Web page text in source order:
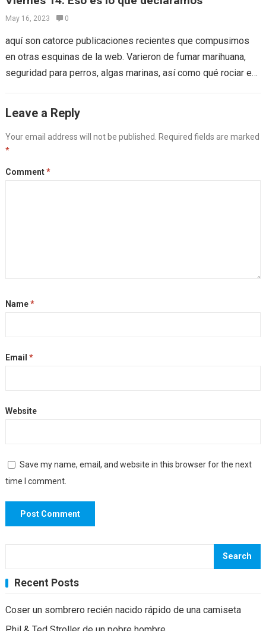
May 16, 2023 0
aquí son catorce publicaciones recientes que compusimos
en otras esquinas de la web. Varieron de fumar marihuana,
seguridad para perros, algas marinas, así como qué rociar en
Leave a Reply
Your email address will not be published.
Required fields are marked
*
Comment*
Name*
Email *
Website
Save my name, email, and website in this browser for the next
time I comment.
Search
Recent Posts
Coser un sombrero recién nacido rápido de una camiseta